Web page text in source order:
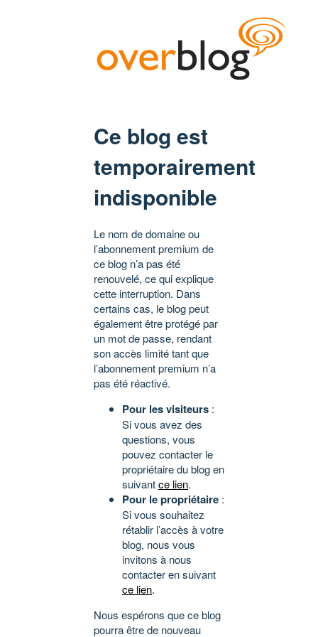
Ce blog est
temporairement
indisponible
Le nom de domaine ou
l’abonnement premium de
ce blog n’a pas été
renouvelé, ce qui explique
cette interruption. Dans
certains cas, le blog peut
également être protégé par
un mot de passe, rendant
son accès limité tant que
l’abonnement premium n’a
pas été réactivé.
Pour les visiteurs :
Si vous avez des
questions, vous
pouvez contacter le
propriétaire du blog en
suivantce lien.
Pour le propriétaire :
Si vous souhaitez
rétablir l’accès à votre
blog, nous vous
invitons à nous
contacter en suivant
ce lien.
Nous espérons que ce blog
pourra être de nouveau